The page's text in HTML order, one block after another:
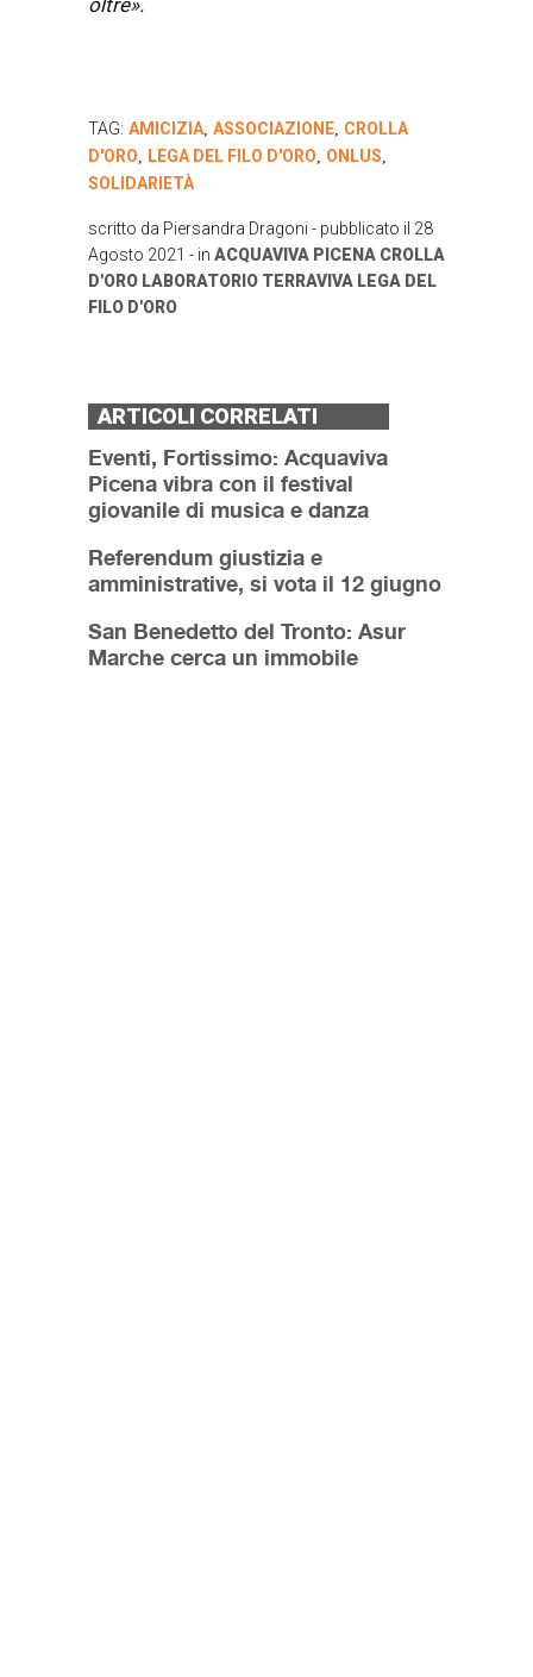
TAG: AMICIZIA ASSOCIAZIONE CROLLA
D'ORO
LEGA DEL FILO D'ORO ONLUS
SOLIDARIETÀ
scritto da Piersandra Dragoni - pubblicato il 28
Agosto 2021 - in ACQUAVIVA PICENA CROLLA
D'ORO LABORATORIO TERRAVIVA LEGA DEL
FILO D'ORO
ARTICOLI CORRELATI
Eventi, Fortissimo: Acquaviva
Picena vibra con il festival
giovanile di musica e danza
Referendum giustizia e
amministrative, si vota il 12 giugno
San Benedetto del Tronto: Asur
Marche cerca un immobile